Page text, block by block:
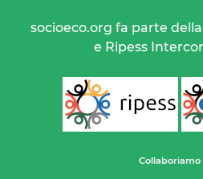
socioeco.org fa parte
e Ripess
Collaboriamo